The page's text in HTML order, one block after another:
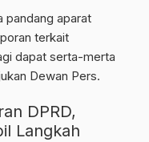
pandang aparat
terkait
dapat serta-merta
Dewan Pers.
DPRD,
Langkah